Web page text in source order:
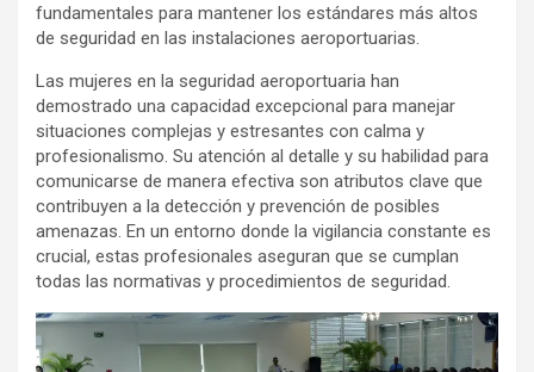
fundamentales para mantener los estándares más altos
de seguridad en las instalaciones aeroportuarias.
Las mujeres en la seguridad aeroportuaria han
demostrado una capacidad excepcional para manejar
situaciones complejas y estresantes con calma y
profesionalismo. Su atención al detalle y su habilidad para
comunicarse de manera efectiva son atributos clave que
contribuyen a la detección y prevención de posibles
amenazas. En un entorno donde la vigilancia constante es
crucial, estas profesionales aseguran que se cumplan
todas las normativas y procedimientos de seguridad.